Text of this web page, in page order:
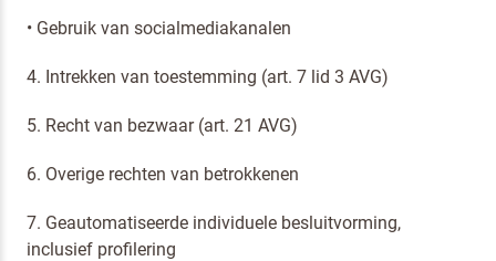
• Gebruik van socialmediakanalen
4. Intrekken van toestemming (art. 7 lid 3 AVG)
5. Recht van bezwaar (art. 21 AVG)
6. Overige rechten van betrokkenen
7. Geautomatiseerde individuele besluitvorming,
inclusief profilering